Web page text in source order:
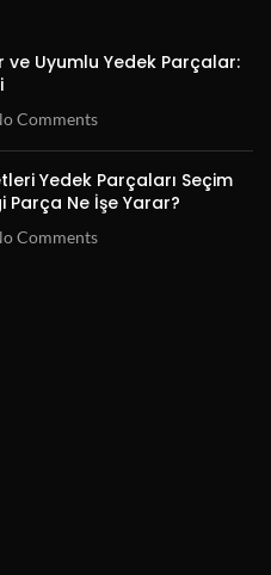
ve Uyumlu Yedek Parçalar:
Comments
Yedek Parçaları Seçim
Parça Ne İşe Yarar?
Comments